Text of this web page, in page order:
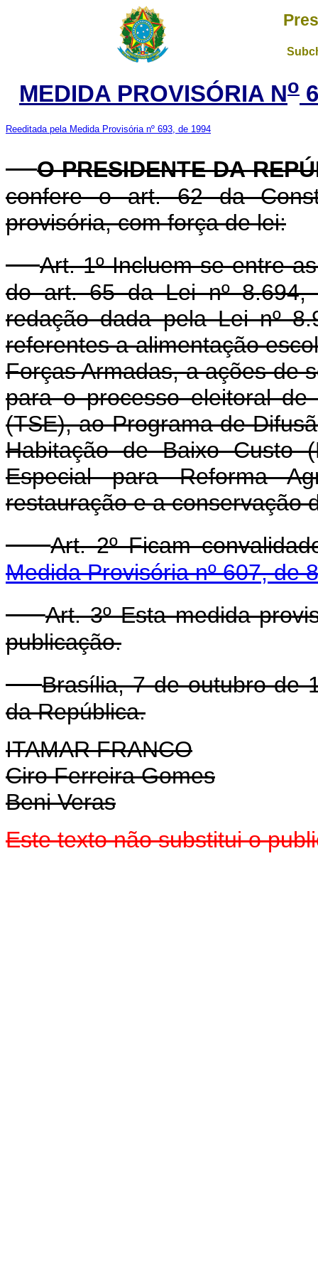
MEDIDA PROVISÓRIA No
Reeditada pela Medida Provisória nº 693, de 1994
O PRESIDENTE DA
confere o art. 62 da
provisória, com força de lei:
Art. 1º Incluem-se entre
do art. 65 da Lei nº
redação dada pela Lei nº
referentes a alimentação
Forças Armadas, a ações de
para o processo eleitoral
(TSE), ao Programa de
Habitação de Baixo Custo
Especial para Reforma
restauração e a conservação
Art. 2º Ficam
Medida Provisória nº 607, de
Art. 3º Esta medida
publicação.
Brasília, 7 de outubro de
da República.
ITAMAR FRANCO
Ciro Ferreira Gomes
Beni Veras
Este texto não substitui o